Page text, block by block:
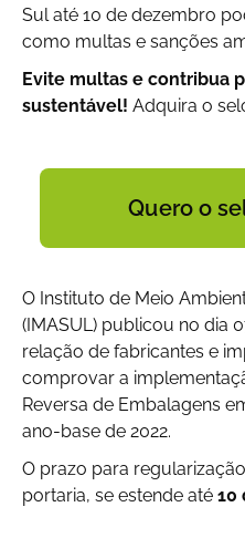
Sul até 10 de dezembro
como multas e sanções
Evite multas e contribua
sustentável! Adquira o
Quero o
O Instituto de Meio
(IMASUL) publicou no dia
relação de fabricantes e
comprovar a
Reversa de Embalagens
ano-base de 2022.
O prazo para
portaria, se estende até 10